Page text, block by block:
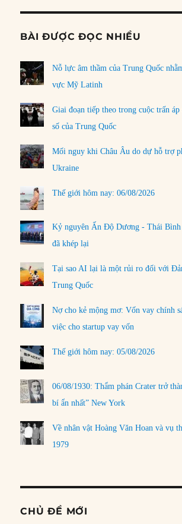
BÀI ĐƯỢC ĐỌC NHIỀU
Nỗ lực âm thầm của Trung Quốc
vực Mỹ Latinh
Giai đoạn tiếp theo trong cuộc trấn áp
số của Trung Quốc
Mối nguy khi Châu Âu do dự hỗ trợ
Ukraine
Thế giới hôm nay: 06/08/2026
Kỷ nguyên Ấn Độ Dương - Thái
đã khép lại
Tại sao AI lại là một rủi ro đối với
Trung Quốc
Nợ cho kẻ mộng mơ: Vốn vay chính
việc cho startup vay vốn
Thế giới hôm nay: 05/08/2026
06/08/1930: Thẩm phán Crater trở
bí ẩn nhất” New York
Về nhân vật Hoàng Văn Hoan và vụ
1979
CHỦ ĐỀ MỚI